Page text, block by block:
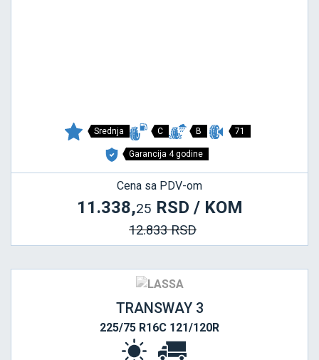
Srednja C B 71
Garancija 4 godine
Cena sa PDV-om
11.338,25 RSD / KOM
12.833 RSD
TRANSWAY 3
225/75 R16C 121/120R